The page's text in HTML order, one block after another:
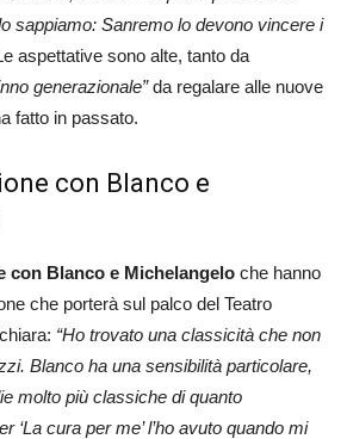
sappiamo: Sanremo lo devono vincere i
aspettative sono alte, tanto da
generazionale”da regalare alle nuove
fatto in passato.
con Blanco e
con Blanco e Michelangelo che hanno
che porterà sul palco del Teatro
“Ho trovato una classicità che non
Blanco ha una sensibilità particolare,
molto più classiche di quanto
‘La cura per me’ l’ho avuto quando mi